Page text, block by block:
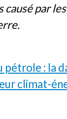
causé par
pétrole : la
climat-